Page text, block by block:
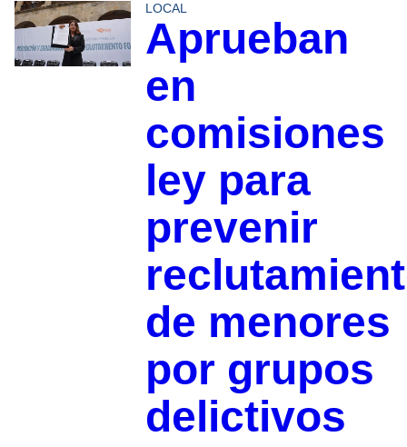
LOCAL
Aprueban
en
comisiones
ley para
prevenir
de menores
por grupos
delictivos